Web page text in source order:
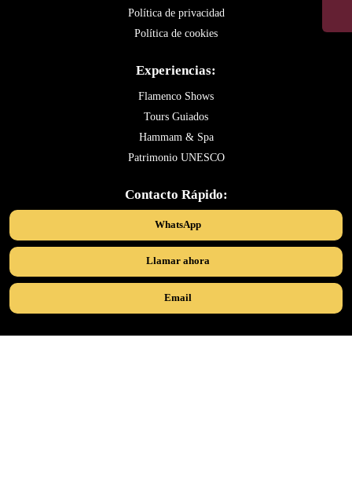
Política de privacidad
Política de cookies
Experiencias:
Flamenco Shows
Tours Guiados
Hammam & Spa
Patrimonio UNESCO
Contacto Rápido:
WhatsApp
Llamar ahora
Email